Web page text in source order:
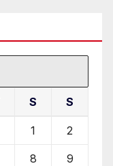
S S
1 2
8 9